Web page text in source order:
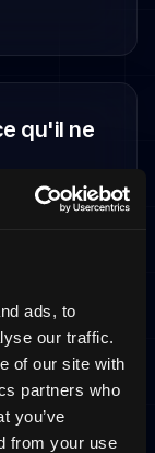
ads, to
our traffic.
of our site with
partners who
you’ve
from your use
qu'il ne
réservations